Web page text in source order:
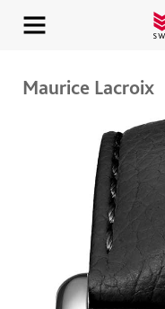
Maurice Lacroix